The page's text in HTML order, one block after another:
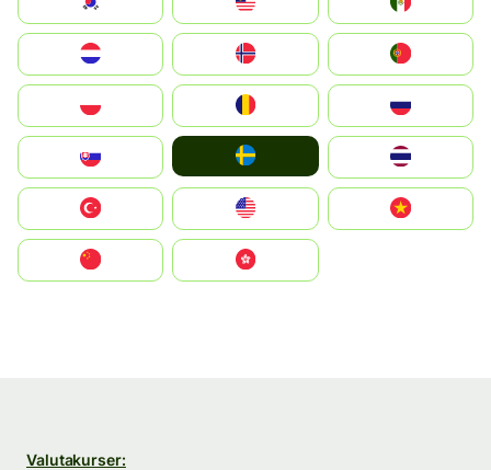
United States
中國香港特別行政區
Valutakurser: